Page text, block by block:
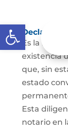
Abrir barra de
Es la
existencia
que, sin
estado
Esta
notario en